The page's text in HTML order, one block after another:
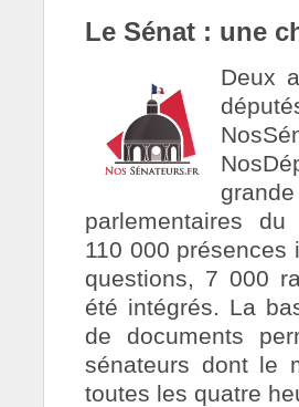
Le Sénat : une
Deux
parlementaires
110 000 présences
questions, 7 000
été intégrés. La
de documents
sénateurs dont le
toutes les quatre